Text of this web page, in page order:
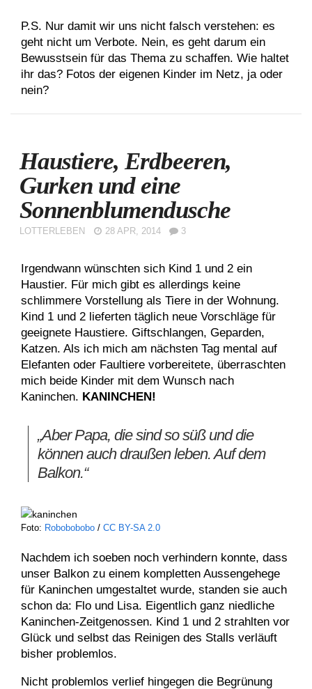
P.S. Nur damit wir uns nicht falsch verstehen: es
geht nicht um Verbote. Nein, es geht darum ein
Bewusstsein für das Thema zu schaffen. Wie haltet
ihr das? Fotos der eigenen Kinder im Netz, ja oder
nein?
Haustiere, Erdbeeren,
Gurken und eine
Sonnenblumendusche
LOTTERLEBEN 28 APR, 2014 3
Irgendwann wünschten sich Kind 1 und 2 ein
Haustier. Für mich gibt es allerdings keine
schlimmere Vorstellung als Tiere in der Wohnung.
Kind 1 und 2 lieferten täglich neue Vorschläge für
geeignete Haustiere. Giftschlangen, Geparden,
Katzen. Als ich mich am nächsten Tag mental auf
Elefanten oder Faultiere vorbereitete, überraschten
mich beide Kinder mit dem Wunsch nach
Kaninchen. KANINCHEN!
„Aber Papa, die sind so süß und die
können auch draußen leben. Auf dem
Balkon.“
Foto: Robobobobo / CC BY-SA 2.0
Nachdem ich soeben noch verhindern konnte, dass
unser Balkon zu einem kompletten Aussengehege
für Kaninchen umgestaltet wurde, standen sie auch
schon da: Flo und Lisa. Eigentlich ganz niedliche
Kaninchen-Zeitgenossen. Kind 1 und 2 strahlten vor
Glück und selbst das Reinigen des Stalls verläuft
bisher problemlos.
Nicht problemlos verlief hingegen die Begrünung